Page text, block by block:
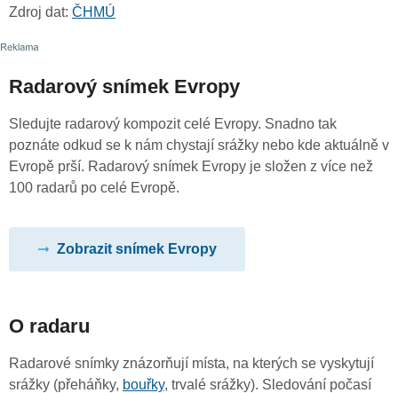
Zdroj dat: ČHMÚ
Radarový snímek Evropy
Sledujte radarový kompozit celé Evropy. Snadno tak
poznáte odkud se k nám chystají srážky nebo kde aktuálně v
Evropě prší. Radarový snímek Evropy je složen z více než
100 radarů po celé Evropě.
Zobrazit snímek Evropy
O radaru
Radarové snímky znázorňují místa, na kterých se vyskytují
srážky (přeháňky, bouřky, trvalé srážky). Sledování počasí